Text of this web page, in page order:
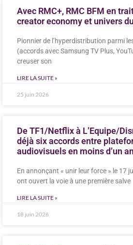
Avec RMC+, RMC BFM en
creator economy et univers
Pionnier de l’hyperdistribution parmi
(accords avec Samsung TV Plus,
creuser son
LIRE LA SUITE »
25 juin 2026
De TF1/Netflix à L’Equipe/
déjà six accords entre
audiovisuels en moins d’un
En annonçant « unir leur force » le 17
ont ouvert la voie à une première salve
LIRE LA SUITE »
18 juin 2026